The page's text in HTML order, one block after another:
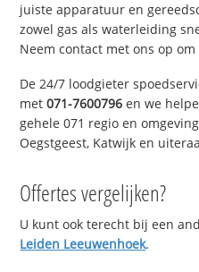
juiste apparatuur en
zowel gas als waterleiding
Neem contact met ons op
De 24/7 loodgieter
met071-7600796 en we
gehele 071 regio en
Oegstgeest, Katwijk en
Offertes vergelijken?
U kunt ook terecht bij een
Leiden Leeuwenhoek.